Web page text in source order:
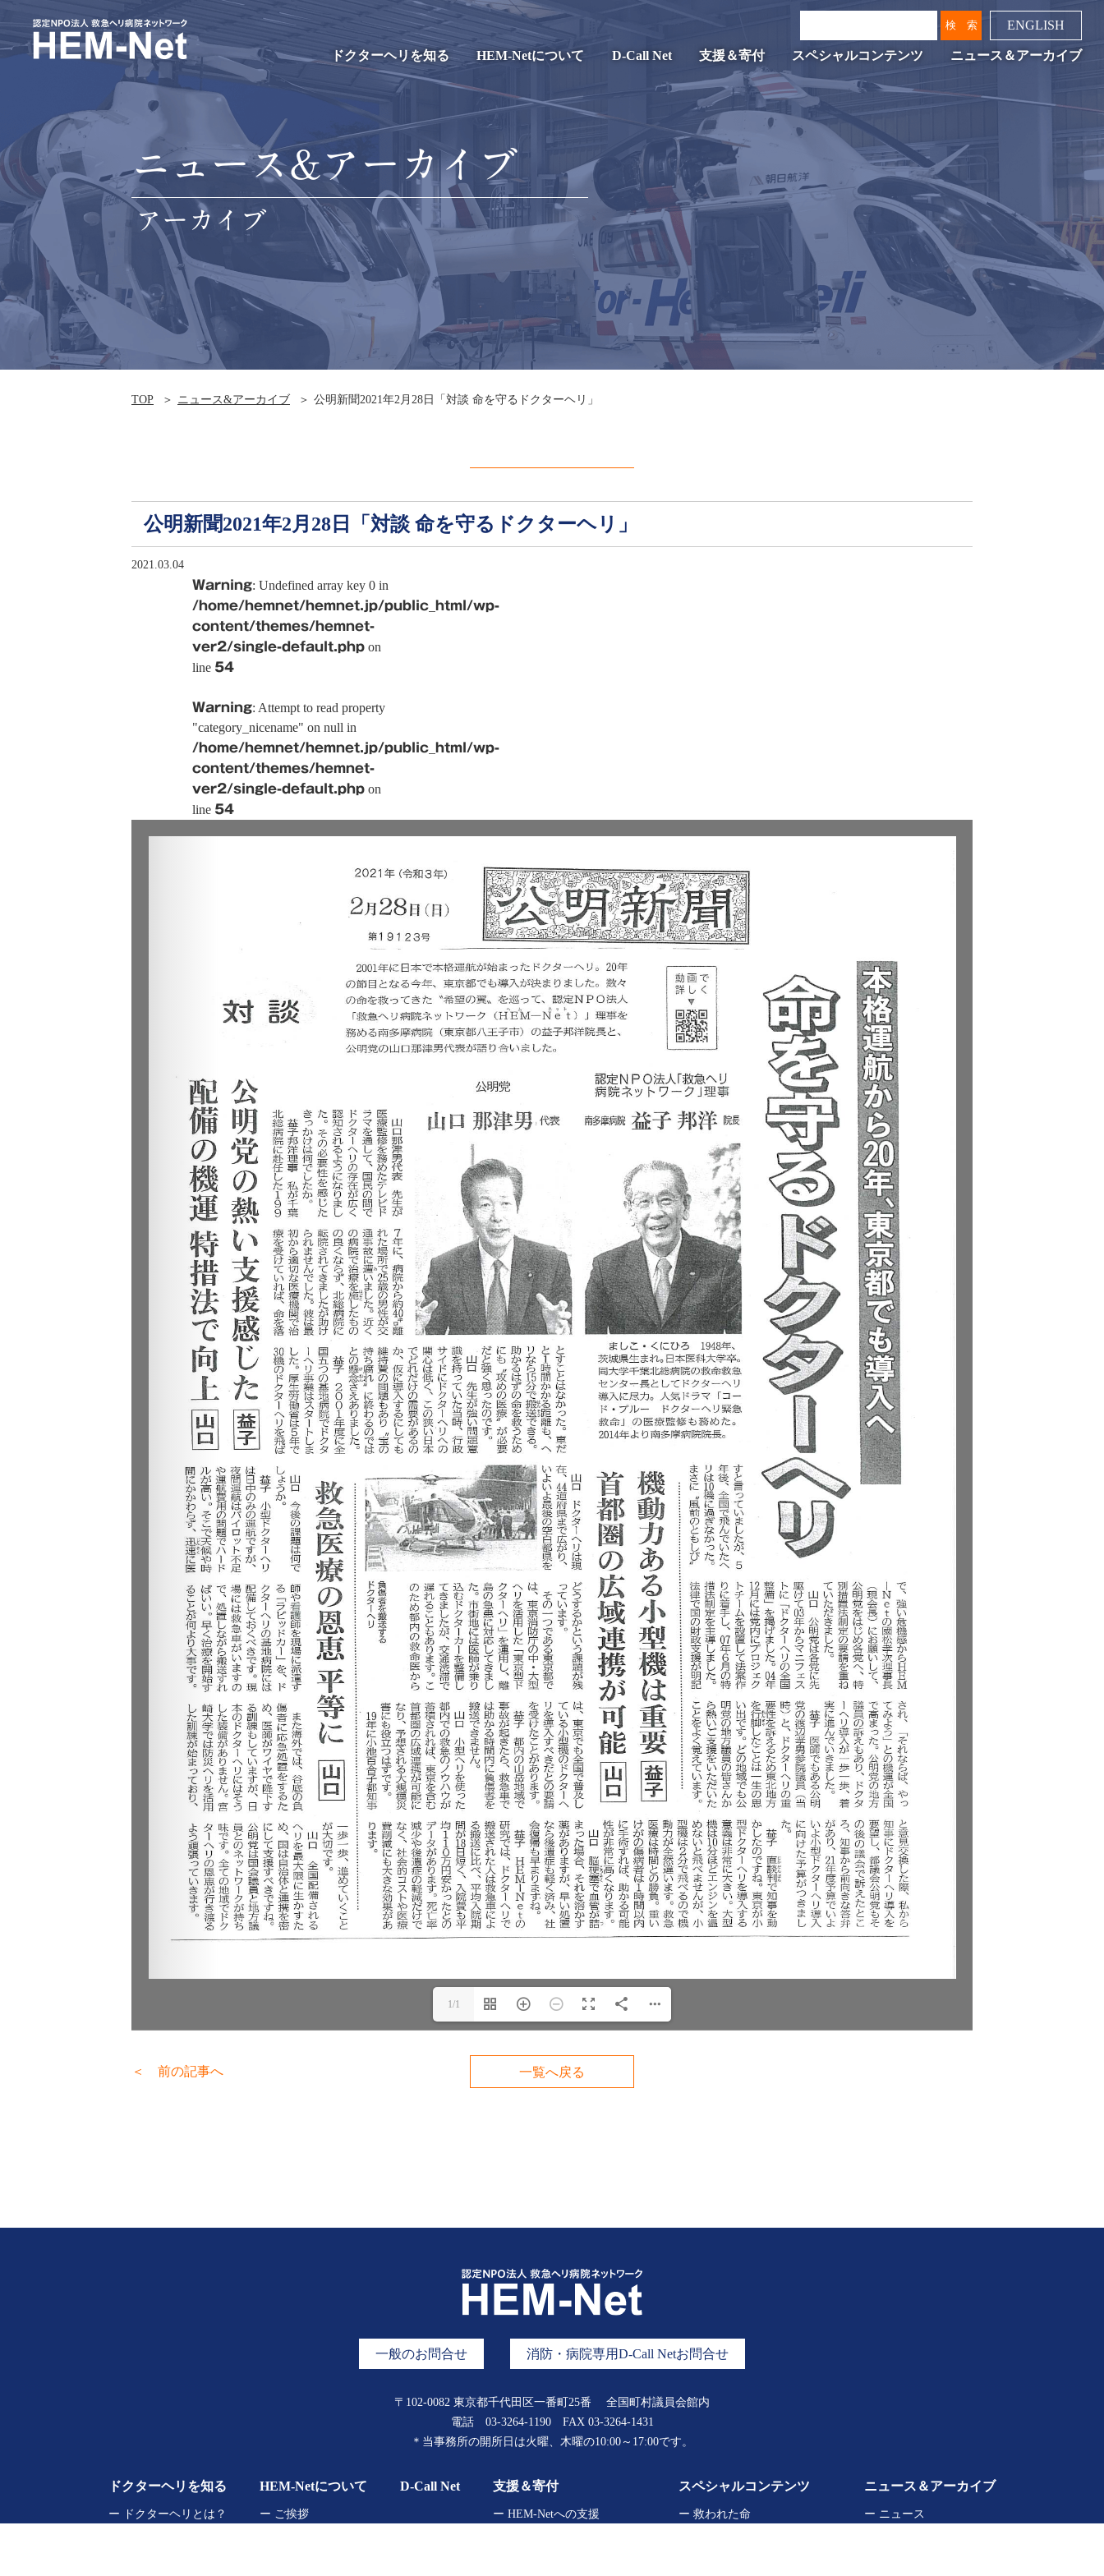
ENGLISH
ドクターヘリを知る HEM-Netについて D-Call Net 支援＆寄付 スペシャルコンテンツ ニュース＆アーカイブ
ニュース&アーカイブ
アーカイブ
TOP ニュース&アーカイブ 公明新聞2021年2月28日「対談 命を守るドクターヘリ」
公明新聞2021年2月28日「対談 命を守るドクターヘリ」
2021.03.04
Warning: Undefined array key 0 in
/home/hemnet/hemnet.jp/public_html/wp-
content/themes/hemnet-
ver2/single-default.php on
line 54
Warning: Attempt to read property
"category_nicename" on null in
/home/hemnet/hemnet.jp/public_html/wp-
content/themes/hemnet-
ver2/single-default.php on
line 54
1/1
＜ 前の記事へ 一覧へ戻る
一般のお問合せ 消防・病院専用D-Call Netお問合せ
〒102-0082 東京都千代田区一番町25番
全国町村議員会館内
電話 03-3264-1190
FAX 03-3264-1431
＊当事務所の開所日は火曜、木曜の10:00～17:00です。
ドクターヘリを知る
ー ドクターヘリとは？
HEM-Netについて
ー ご挨拶
D-Call Net 支援＆寄付
ー HEM-Netへの支援
スペシャルコンテンツ
ー 救われた命
ニュース＆アーカイブ
ー ニュース